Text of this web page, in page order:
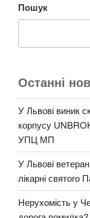
Пошук
Останні
У Львові виник
корпусу
УПЦ МП
У Львові
лікарні святого
Нерухомість у